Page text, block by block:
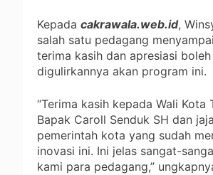
Kepada cakrawala.web.id,
salah satu pedagang
terima kasih dan apresiasi boleh
digulirkannya akan program ini.
“Terima kasih kepada Wali Kota
Bapak Caroll Senduk SH dan
pemerintah kota yang sudah
inovasi ini. Ini jelas sangat-
kami para pedagang,”